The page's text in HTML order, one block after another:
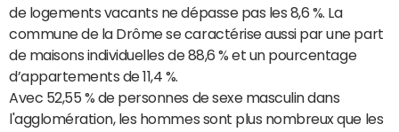
de logements vacants ne dépasse pas les 8,6 %. La
commune de la Drôme se caractérise aussi par une part
de maisons individuelles de 88,6 % et un pourcentage
d’appartements de 11,4 %.
Avec 52,55 % de personnes de sexe masculin dans
l'agglomération, les hommes sont plus nombreux que les